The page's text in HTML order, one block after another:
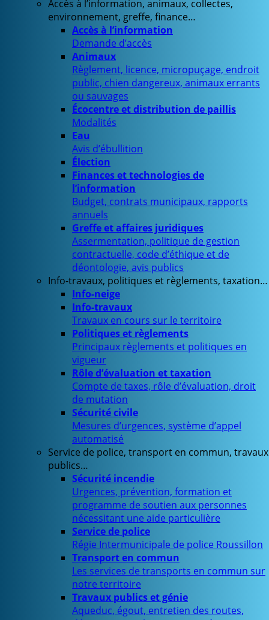
Accès à l’information, animaux, collectes,
environnement, greffe, finance…
Accès à l’information
Demande d’accès
Animaux
Règlement, licence, micropuçage, endroit
public, chien dangereux, animaux errants
ou sauvages
Écocentre et distribution de paillis
Modalités
Eau
Avis d’ébullition
Élection
Finances et technologies de
l’information
Budget, contrats municipaux, rapports
annuels
Greffe et affaires juridiques
Assermentation, politique de gestion
contractuelle, code d’éthique et de
déontologie, avis publics
Info-travaux, politiques et règlements, taxation…
Info-neige
Info-travaux
Travaux en cours sur le territoire
Politiques et règlements
Principaux règlements et politiques en
vigueur
Rôle d’évaluation et taxation
Compte de taxes, rôle d’évaluation, droit
de mutation
Sécurité civile
Mesures d’urgences, système d’appel
automatisé
Service de police, transport en commun, travaux
publics…
Sécurité incendie
Urgences, prévention, formation et
programme de soutien aux personnes
nécessitant une aide particulière
Service de police
Régie Intermunicipale de police Roussillon
Transport en commun
Les services de transports en commun sur
notre territoire
Travaux publics et génie
Aqueduc, égout, entretien des routes,